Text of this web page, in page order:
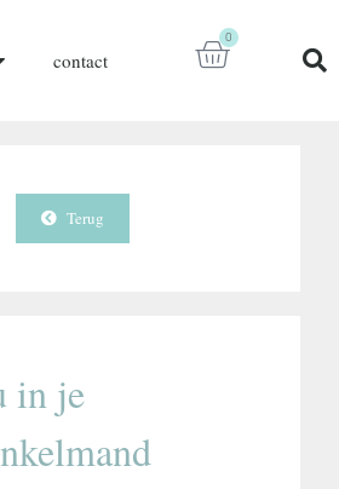
contact
0
Terug
in je